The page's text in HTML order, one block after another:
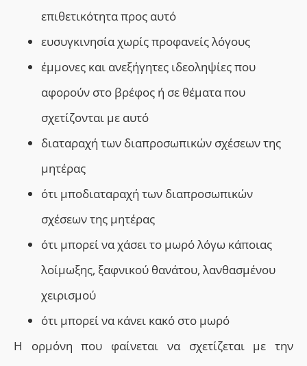
επιθετικότητα προς αυτό
ευσυγκινησία χωρίς προφανείς λόγους
έμμονες και ανεξήγητες ιδεοληψίες που
αφορούν στο βρέφος ή σε θέματα που
σχετίζονται με αυτό
διαταραχή των διαπροσωπικών σχέσεων της
μητέρας
ότι μποδιαταραχή των διαπροσωπικών
σχέσεων της μητέρας
ότι μπορεί να χάσει το μωρό λόγω κάποιας
λοίμωξης, ξαφνικού θανάτου, λανθασμένου
χειρισμού
ότι μπορεί να κάνει κακό στο μωρό
Η ορμόνη που φαίνεται να σχετίζεται με την